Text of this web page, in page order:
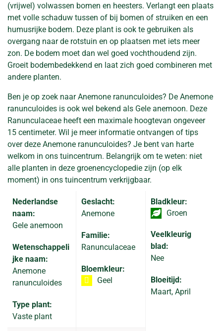
(vrijwel) volwassen bomen en heesters. Verlangt een plaats
met volle schaduw tussen of bij bomen of struiken en een
humusrijke bodem. Deze plant is ook te gebruiken als
overgang naar de rotstuin en op plaatsen met iets meer
zon. De bodem moet dan wel goed vochthoudend zijn.
Groeit bodembedekkend en laat zich goed combineren met
andere planten.
Ben je op zoek naar Anemone ranunculoides? De Anemone
ranunculoides is ook wel bekend als Gele anemoon. Deze
Ranunculaceae heeft een maximale hoogtevan ongeveer
15 centimeter. Wil je meer informatie ontvangen of tips
over deze Anemone ranunculoides? Je bent van harte
welkom in ons tuincentrum. Belangrijk om te weten: niet
alle planten in deze groenencyclopedie zijn (op elk
moment) in ons tuincentrum verkrijgbaar.
Nederlandse
naam:
Gele anemoon
Wetenschappeli
jke naam:
Anemone
ranunculoides
Type plant:
Vaste plant
Geslacht:
Anemone
Familie:
Ranunculaceae
Bloemkleur:
Geel
Bladkleur:
Groen
Veelkleurig
blad:
Nee
Bloeitijd:
Maart, April